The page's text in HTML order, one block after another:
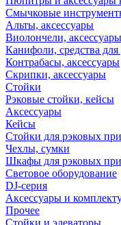
Смычковые
Альты, аксессуары
Виолончели, аксессуары
Канифоли, средства для
Контрабасы, аксессуары
Скрипки, аксессуары
Стойки
Рэковые стойки, кейсы
Аксессуары
Кейсы
Стойки для рэковых
Чехлы, сумки
Шкафы для рэковых
Световое оборудование
DJ-серия
Аксессуары и
Прочее
Стойки и элеваторы